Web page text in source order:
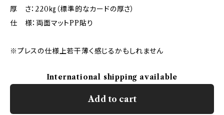
厚 さ：220㎏（標準的なカードの厚さ）
仕 様：両面マットPP貼り
※プレスの仕様上若干薄く感じるかもしれません
International shipping available
Add to cart